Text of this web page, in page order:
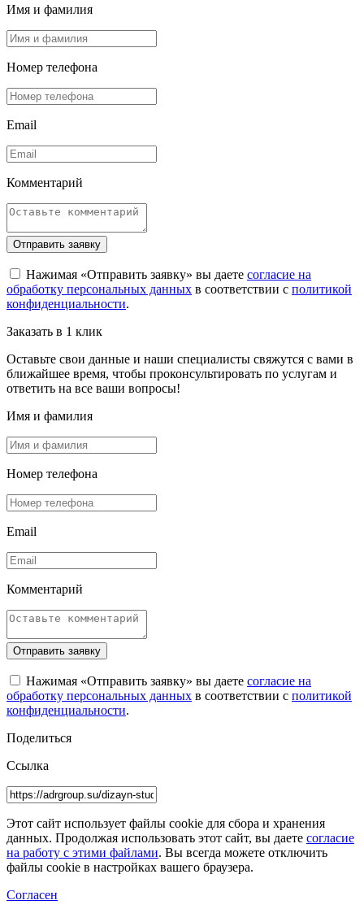
Имя и фамилия
Номер телефона
Email
Комментарий
Отправить заявку
Нажимая «Отправить заявку» вы даете согласие на
обработку персональных данных в соответствии с политикой
конфиденциальности.
Заказать в 1 клик
Оставьте свои данные и наши специалисты свяжутся с вами в
ближайшее время, чтобы проконсультировать по услугам и
ответить на все ваши вопросы!
Имя и фамилия
Номер телефона
Email
Комментарий
Отправить заявку
Нажимая «Отправить заявку» вы даете согласие на
обработку персональных данных в соответствии с политикой
конфиденциальности.
Поделиться
Ссылка
Этот сайт использует файлы cookie для сбора и хранения
данных. Продолжая использовать этот сайт, вы даете согласие
на работу с этими файлами. Вы всегда можете отключить
файлы cookie в настройках вашего браузера.
Согласен